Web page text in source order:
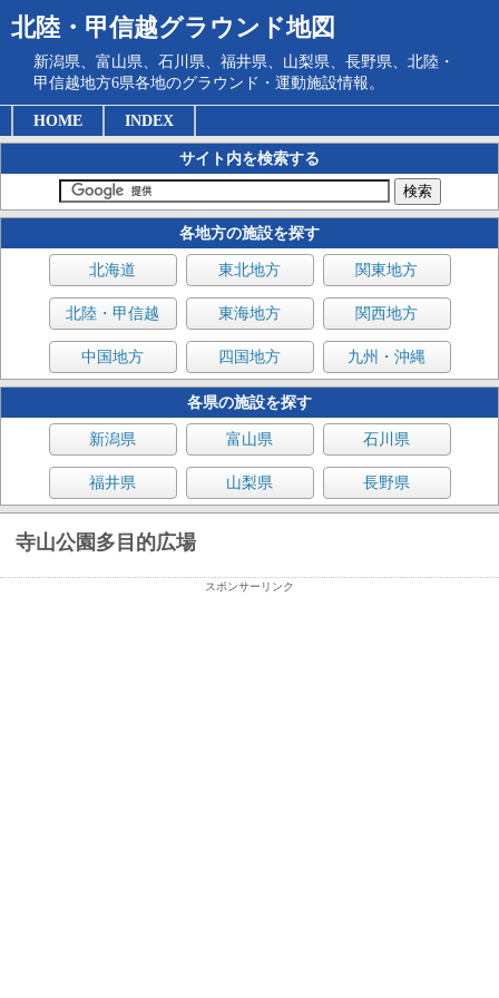
北陸・甲信越グラウンド地図
新潟県、富山県、石川県、福井県、山梨県、長野県、北陸・
甲信越地方6県各地のグラウンド・運動施設情報。
HOME INDEX
サイト内を検索する
各地方の施設を探す
北海道 東北地方 関東地方
北陸・甲信越 東海地方 関西地方
中国地方 四国地方 九州・沖縄
各県の施設を探す
新潟県 富山県 石川県
福井県 山梨県 長野県
寺山公園多目的広場
スポンサーリンク